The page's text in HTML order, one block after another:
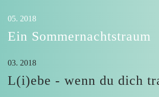
05. 2018
Ein Sommernachtstraum
03. 2018
L(i)ebe - wenn du dich